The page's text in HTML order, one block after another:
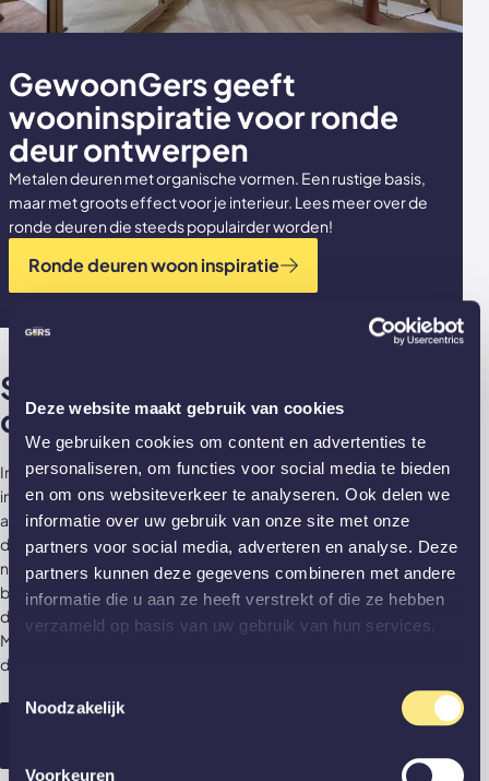
Deze website maakt gebruik van cookies
We gebruiken cookies om content en advertenties te
personaliseren, om functies voor social media te bieden
en om ons websiteverkeer te analyseren. Ook delen we
informatie over uw gebruik van onze site met onze
partners voor social media, adverteren en analyse. Deze
partners kunnen deze gegevens combineren met andere
informatie die u aan ze heeft verstrekt of die ze hebben
verzameld op basis van uw gebruik van hun services.
Noodzakelijk
Voorkeuren
GewoonGers geeft
wooninspiratie voor ronde
deur ontwerpen
Metalen deuren met organische vormen. Een rustige basis,
maar met groots effect voor je interieur. Lees meer over de
ronde deuren die steeds populairder worden!
Ronde deuren woon inspiratie
Stalen deuren of aluminium
deuren?
In de zoektocht naar stalen deuren komt er een heleboel
informatie op je af. Maar als je nu dus graag wilt weten of een
aluminium binnendeur beter is dan een stalen binnendeur,
dan kunnen we je een handje helpen. Hier hebben we
namelijk een blog over geschreven. Hierin leggen we
bijvoorbeeld uit dat aluminium een stuk lichter in gewicht is
dan staal en daardoor zijn de deuren ook prettiger in gebruik.
Maar óók dat aluminium bijna volledig recyclebaar en dus een
duurzaam product is.